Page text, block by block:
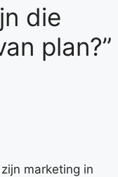
die
plan?”
marketing in